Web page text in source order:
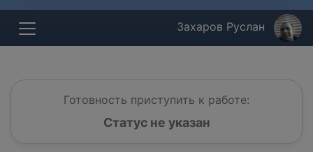
Захаров Руслан
Готовность приступить к работе:
Статус не указан